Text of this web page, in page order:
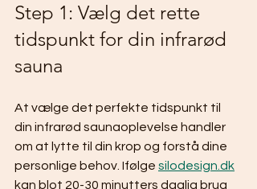
Step 1: Vælg det rette
tidspunkt for din infrarød
sauna
At vælge det perfekte tidspunkt til
din infrarød saunaoplevelse handler
om at lytte til din krop og forstå dine
personlige behov. Ifølge silodesign.dk
kan blot 20-30 minutters daglig brug